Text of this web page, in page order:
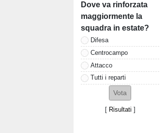
Dove va rinforzata
maggiormente la
squadra in estate?
Difesa
Centrocampo
Attacco
Tutti i reparti
[ Risultati ]